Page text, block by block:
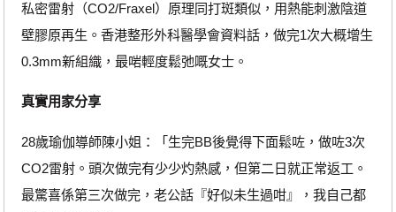
私密雷射（CO2/Fraxel）原理同打斑類似，用熱能刺激陰道
壁膠原再生。香港整形外科醫學會資料話，做完1次大概增生
0.3mm新組織，最啱輕度鬆弛嘅女士。
真實用家分享
28歲瑜伽導師陳小姐：「生完BB後覺得下面鬆咗，做咗3次
CO2雷射。頭次做完有少少灼熱感，但第二日就正常返工。
最驚喜係第三次做完，老公話『好似未生過咁』，我自己都